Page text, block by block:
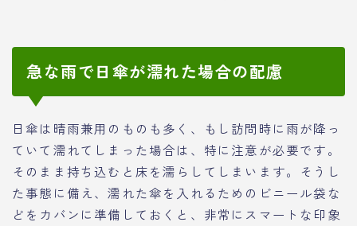
急な雨で日傘が濡れた場合の配慮
日傘は晴雨兼用のものも多く、もし訪問時に雨が降っ
ていて濡れてしまった場合は、特に注意が必要です。
そのまま持ち込むと床を濡らしてしまいます。そうし
た事態に備え、濡れた傘を入れるためのビニール袋な
どをカバンに準備しておくと、非常にスマートな印象